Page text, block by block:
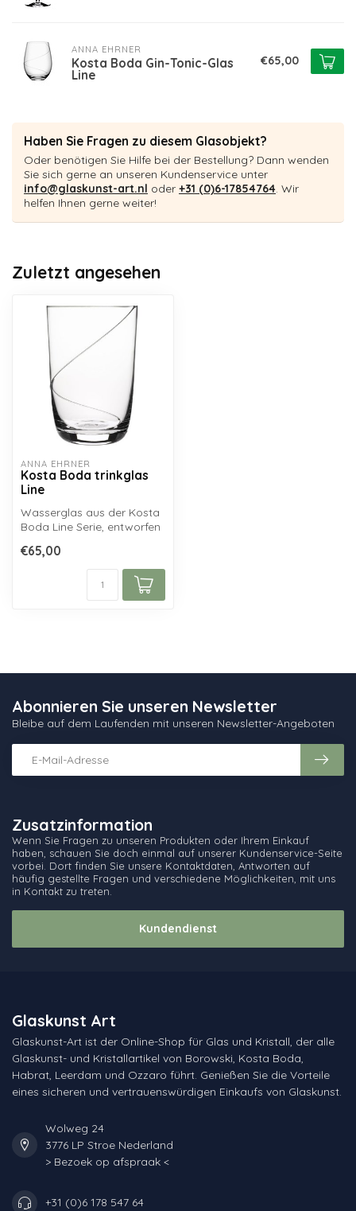
ANNA EHRNER
Kosta Boda Gin-Tonic-Glas
Line
€65,00
Haben Sie Fragen zu diesem Glasobjekt?
Oder benötigen Sie Hilfe bei der Bestellung? Dann wenden
Sie sich gerne an unseren Kundenservice unter
info@glaskunst-art.nl oder +31 (0)6-17854764. Wir
helfen Ihnen gerne weiter!
Zuletzt angesehen
ANNA EHRNER
Kosta Boda trinkglas
Line
Wasserglas aus der Kosta
Boda Line Serie, entworfen
31c...
€65,00
Zusatzinformation
Wenn Sie Fragen zu unseren Produkten oder Ihrem Einkauf
haben, schauen Sie doch einmal auf unserer Kundenservice-Seite
vorbei. Dort finden Sie unsere Kontaktdaten, Antworten auf
häufig gestellte Fragen und verschiedene Möglichkeiten, mit uns
in Kontakt zu treten.
Kundendienst
Abonnieren Sie unseren Newsletter
Bleibe auf dem Laufenden mit unseren Newsletter-Angeboten
Glaskunst Art
Glaskunst-Art ist der Online-Shop für Glas und Kristall, der alle
Glaskunst- und Kristallartikel von Borowski, Kosta Boda,
Habrat, Leerdam und Ozzaro führt. Genießen Sie die Vorteile
eines sicheren und vertrauenswürdigen Einkaufs von Glaskunst.
Wolweg 24
3776 LP Stroe Nederland
> Bezoek op afspraak <
+31 (0)6 178 547 64